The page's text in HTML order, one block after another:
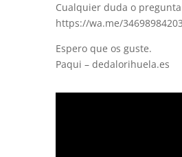
Cualquier duda o
https://wa.me/
Espero que os guste.
Paqui – dedalorihuela.es